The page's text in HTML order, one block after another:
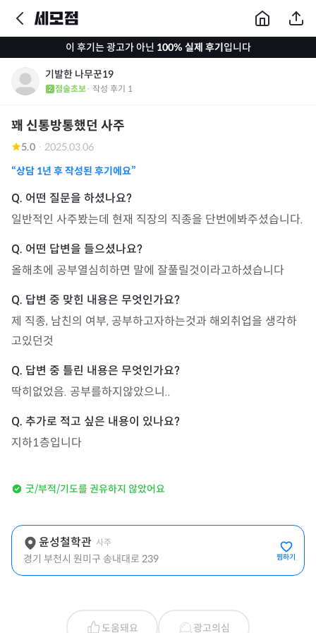
이 후기는 광고가 아닌 100% 실제 후기입니다
기발한 나무꾼19
점술초보· 작성 후기 1
꽤 신통방통했던 사주
5.0 · 2025.03.06
“상담 1년 후 작성된 후기에요”
일반적인 사주봤는데 현재 직장의 직종을 단번에봐주셨습니다.
올해초에 공부열심히하면 말에 잘풀릴것이라고하셨습니다
제 직종, 남친의 여부, 공부하고자하는것과 해외취업을 생각하
고있던것
딱히없었음. 공부를하지않았으니..
지하1층입니다
굿/부적/기도를 권유하지 않았어요
윤성철학관 사주
경기 부천시 원미구 송내대로 239 찜하기
도움돼요 광고의심